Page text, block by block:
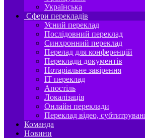
Українська
Сфери перекладів
Усний переклад
Послідовний переклад
Синхронний переклад
Перелад для конференцій
Переклади документів
Нотаріальне завірення
IT переклад
Апостіль
Локалізація
Онлайн переклади
Переклад відео,
Команда
Новини